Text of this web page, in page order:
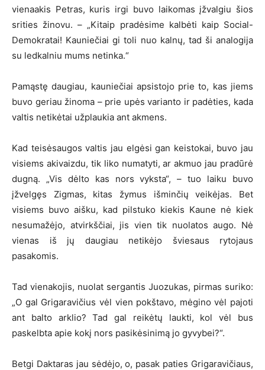
vienaakis Petras, kuris irgi buvo laikomas įžvalgiu šios
srities žinovu. – „Kitaip pradėsime kalbėti kaip Social-
Demokratai! Kauniečiai gi toli nuo kalnų, tad ši analogija
su ledkalniu mums netinka.“
Pamąstę daugiau, kauniečiai apsistojo prie to, kas jiems
buvo geriau žinoma – prie upės varianto ir padėties, kada
valtis netikėtai užplaukia ant akmens.
Kad teisėsaugos valtis jau elgėsi gan keistokai, buvo jau
visiems akivaizdu, tik liko numatyti, ar akmuo jau pradūrė
dugną. „Vis dėlto kas nors vyksta“, – tuo laiku buvo
įžvelgęs Zigmas, kitas žymus išminčių veikėjas. Bet
visiems buvo aišku, kad pilstuko kiekis Kaune nė kiek
nesumažėjo, atvirkščiai, jis vien tik nuolatos augo. Nė
vienas iš jų daugiau netikėjo šviesaus rytojaus
pasakomis.
Tad vienakojis, nuolat sergantis Juozukas, pirmas suriko:
„O gal Grigaravičius vėl vien pokštavo, mėgino vėl pajoti
ant balto arklio? Tad gal reikėtų laukti, kol vėl bus
paskelbta apie kokį nors pasikėsinimą jo gyvybei?“.
Betgi Daktaras jau sėdėjo, o, pasak paties Grigaravičiaus,